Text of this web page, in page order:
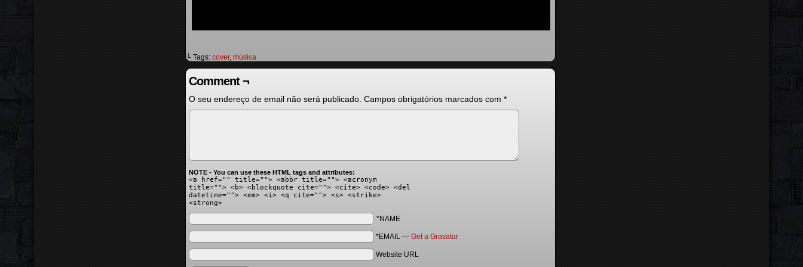
└ Tags: cover, música
Comment ¬
O seu endereço de email não será publicado. Campos obrigatórios marcados com *
NOTE - You can use these HTML tags and attributes:
<a href="" title=""> <abbr title=""> <acronym
title=""> <b> <blockquote cite=""> <cite> <code> <del
datetime=""> <em> <i> <q cite=""> <s> <strike>
<strong>
*NAME
*EMAIL — Get a Gravatar
Website URL